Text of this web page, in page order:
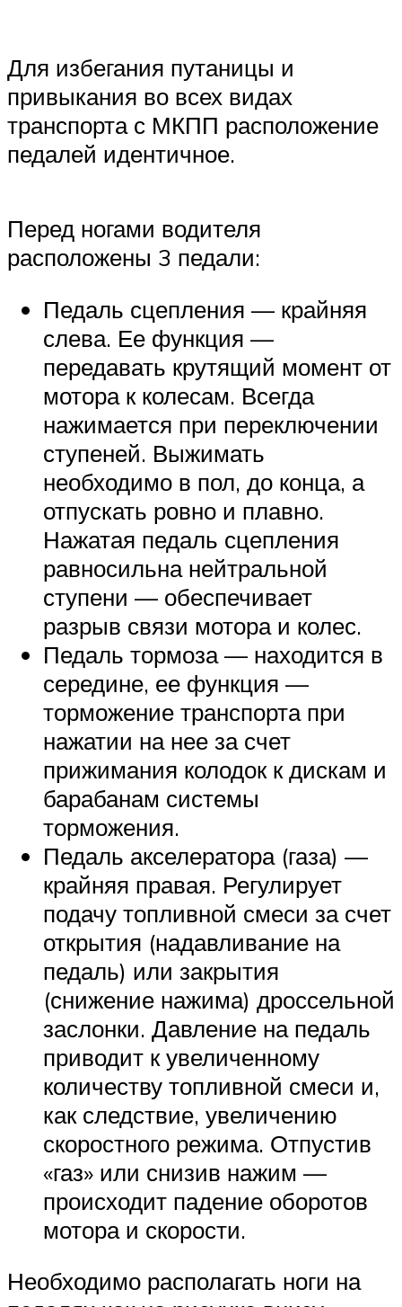
Для избегания путаницы и
привыкания во всех видах
транспорта с МКПП расположение
педалей идентичное.
Перед ногами водителя
расположены 3 педали:
Педаль сцепления — крайняя
слева. Ее функция —
передавать крутящий момент от
мотора к колесам. Всегда
нажимается при переключении
ступеней. Выжимать
необходимо в пол, до конца, а
отпускать ровно и плавно.
Нажатая педаль сцепления
равносильна нейтральной
ступени — обеспечивает
разрыв связи мотора и колес.
Педаль тормоза — находится в
середине, ее функция —
торможение транспорта при
нажатии на нее за счет
прижимания колодок к дискам и
барабанам системы
торможения.
Педаль акселератора (газа) —
крайняя правая. Регулирует
подачу топливной смеси за счет
открытия (надавливание на
педаль) или закрытия
(снижение нажима) дроссельной
заслонки. Давление на педаль
приводит к увеличенному
количеству топливной смеси и,
как следствие, увеличению
скоростного режима. Отпустив
«газ» или снизив нажим —
происходит падение оборотов
мотора и скорости.
Необходимо располагать ноги на